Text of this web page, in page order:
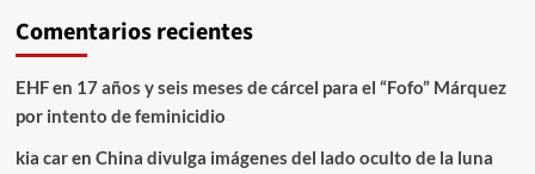
Comentarios recientes
EHFen 17 años y seis meses de cárcel para el “Fofo” Márquez
por intento de feminicidio
kia caren China divulga imágenes del lado oculto de la luna